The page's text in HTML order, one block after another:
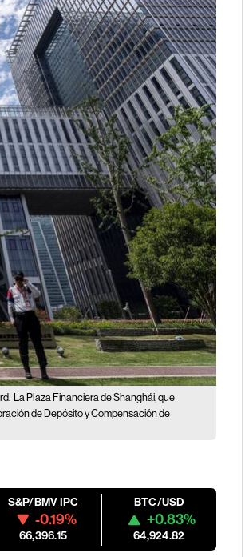
La Plaza Financiera de Shanghái, que
de Depósito y Compensación de
S&P/BMV IPC
-0.19%
66,396.15
BTC/USD
+0.83%
64,924.82